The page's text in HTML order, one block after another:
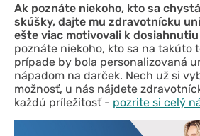
Ak poznáte niekoho, kto sa
skúšky, dajte mu zdravotnícku
ešte viac motivovali k
poznáte niekoho, kto sa na takúto
prípade by bola personalizovaná
nápadom na darček. Nech už si
možnosť, u nás nájdete
každú príležitosť - pozrite si celý